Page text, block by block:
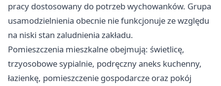
pracy dostosowany do potrzeb wychowanków. Grupa
usamodzielnienia obecnie nie funkcjonuje ze względu
na niski stan zaludnienia zakładu.
Pomieszczenia mieszkalne obejmują: świetlicę,
trzyosobowe sypialnie, podręczny aneks kuchenny,
łazienkę, pomieszczenie gospodarcze oraz pokój